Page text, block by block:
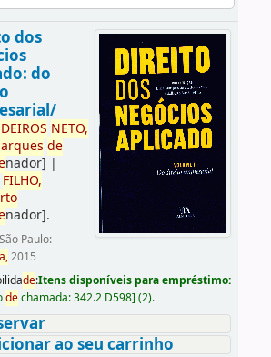
dos
do
DEIROS NETO,
de
nador] |
FILHO,
nador].
São Paulo:
2015
de:Itens disponíveis para empréstimo:
dechamada:342.2 D598] (2).
ao seu carrinho